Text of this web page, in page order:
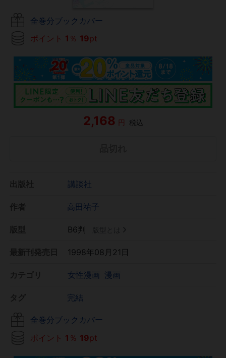
全巻分ブックカバー
ポイント 1 ％ 19pt
2,168 円 税込
講談社
高田祐子
B6判
1998年08月21日
女性漫画 漫画
完結
全巻分ブックカバー
ポイント 1 ％ 19pt